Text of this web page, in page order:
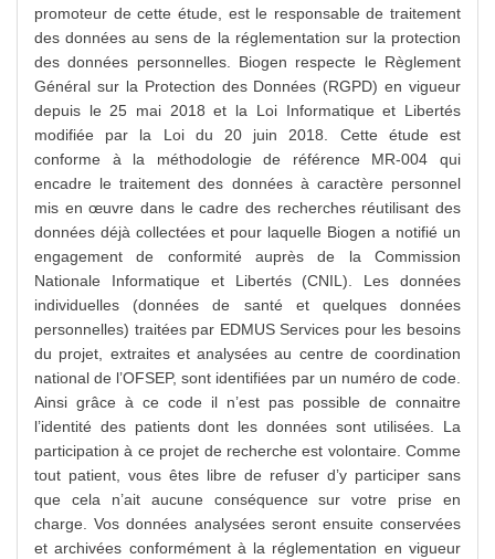
promoteur de cette étude, est le responsable de traitement
des données au sens de la réglementation sur la protection
des données personnelles. Biogen respecte le Règlement
Général sur la Protection des Données (RGPD) en vigueur
depuis le 25 mai 2018 et la Loi Informatique et Libertés
modifiée par la Loi du 20 juin 2018. Cette étude est
conforme à la méthodologie de référence MR-004 qui
encadre le traitement des données à caractère personnel
mis en œuvre dans le cadre des recherches réutilisant des
données déjà collectées et pour laquelle Biogen a notifié un
engagement de conformité auprès de la Commission
Nationale Informatique et Libertés (CNIL). Les données
individuelles (données de santé et quelques données
personnelles) traitées par EDMUS Services pour les besoins
du projet, extraites et analysées au centre de coordination
national de l’OFSEP, sont identifiées par un numéro de code.
Ainsi grâce à ce code il n’est pas possible de connaitre
l’identité des patients dont les données sont utilisées. La
participation à ce projet de recherche est volontaire. Comme
tout patient, vous êtes libre de refuser d’y participer sans
que cela n’ait aucune conséquence sur votre prise en
charge. Vos données analysées seront ensuite conservées
et archivées conformément à la réglementation en vigueur